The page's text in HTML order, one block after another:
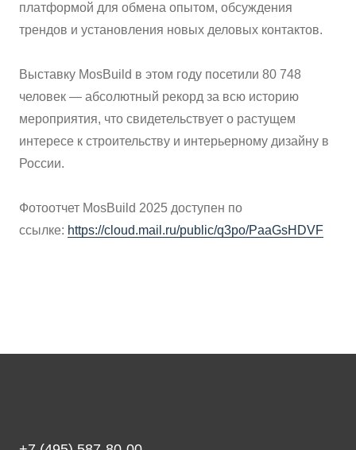
платформой для обмена опытом, обсуждения
трендов и установления новых деловых контактов.
Выставку MosBuild в этом году посетили 80 748
человек — абсолютный рекорд за всю историю
мероприятия, что свидетельствует о растущем
интересе к строительству и интерьерному дизайну в
России.
Фотоотчет MosBuild 2025 доступен по
ссылке: https://cloud.mail.ru/public/q3po/PaaGsHDVF